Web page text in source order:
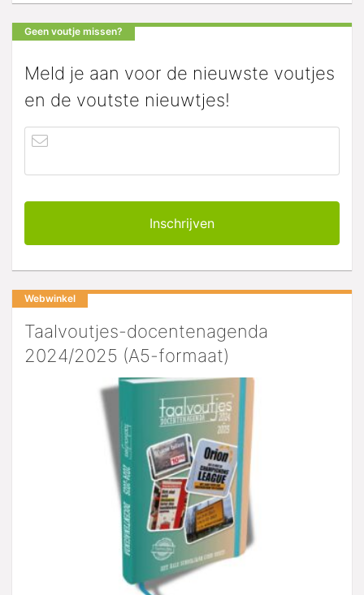
Geen voutje missen?
Meld je aan voor de nieuwste voutjes
en de voutste nieuwtjes!
Webwinkel
Taalvoutjes-docentenagenda
2024/2025 (A5-formaat)